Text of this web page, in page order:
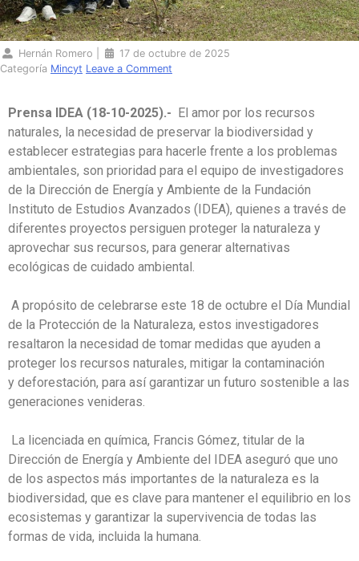
Hernán Romero
17 de octubre de 2025
Categoría Mincyt Leave a Comment
Prensa IDEA (18-10-2025).- El amor por los recursos
naturales, la necesidad de preservar la biodiversidad y
establecer estrategias para hacerle frente a los problemas
ambientales, son prioridad para el equipo de investigadores
de la Dirección de Energía y Ambiente de la Fundación
Instituto de Estudios Avanzados (IDEA), quienes a través de
diferentes proyectos persiguen proteger la naturaleza y
aprovechar sus recursos, para generar alternativas
ecológicas de cuidado ambiental.
A propósito de celebrarse este 18 de octubre el Día Mundial
de la Protección de la Naturaleza, estos investigadores
resaltaron la necesidad de tomar medidas que ayuden a
proteger los recursos naturales, mitigar la contaminación
y deforestación, para así garantizar un futuro sostenible a las
generaciones venideras.
La licenciada en química, Francis Gómez, titular de la
Dirección de Energía y Ambiente del IDEA aseguró que uno
de los aspectos más importantes de la naturaleza es la
biodiversidad, que es clave para mantener el equilibrio en los
ecosistemas y garantizar la supervivencia de todas las
formas de vida, incluida la humana.